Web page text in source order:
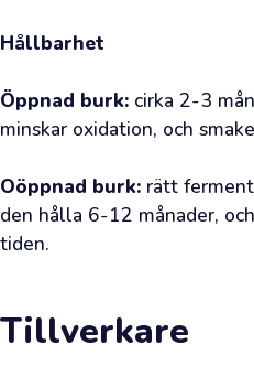
din
kanal
till
lundar
och
din
skaffa
Hållbarhet
Öppnad burk: cirka 2-3
minskar oxidation, och
Oöppnad burk: rätt
den hålla 6-12 månader,
tiden.
Tillverkare